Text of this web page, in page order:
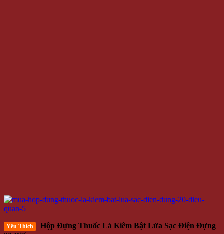
Yêu Thích
Hộp Đựng Thuốc Lá Kiêm Bật Lửa Sạc Điện Đựng